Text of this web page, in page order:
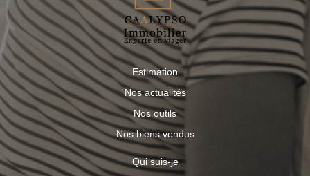
Estimation
Nos actualités
Nos outils
Nos biens vendus
Qui suis-je